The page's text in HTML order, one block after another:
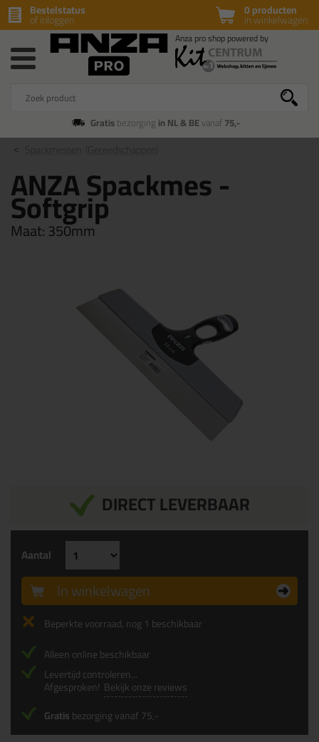
0 producten
in winkelwagen
Bestelstatus
of inloggen
Gratisbezorging in NL & BEvanaf75,-
ANZA Spackmes -
Softgrip
Maat:350mm
DIRECT LEVERBAAR
Aantal
In winkelwagen
Beperkte voorraad, nog 1 beschikbaar
Alleen online beschikbaar
Levertijd controleren...
Afgesproken! Bekijk onze reviews
Gratisbezorging vanaf 75,-